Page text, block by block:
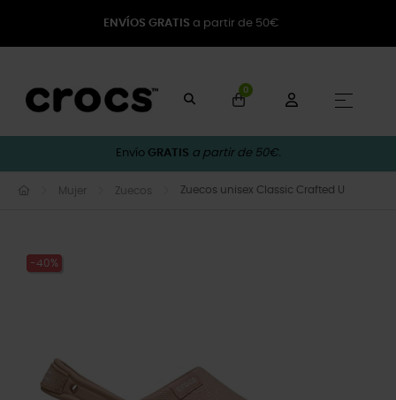
ENVÍOS GRATIS a partir de 50€
0
☰
Envío GRATIS a partir de 50€.
Mujer Zuecos Zuecos unisex Classic Crafted U
-40%